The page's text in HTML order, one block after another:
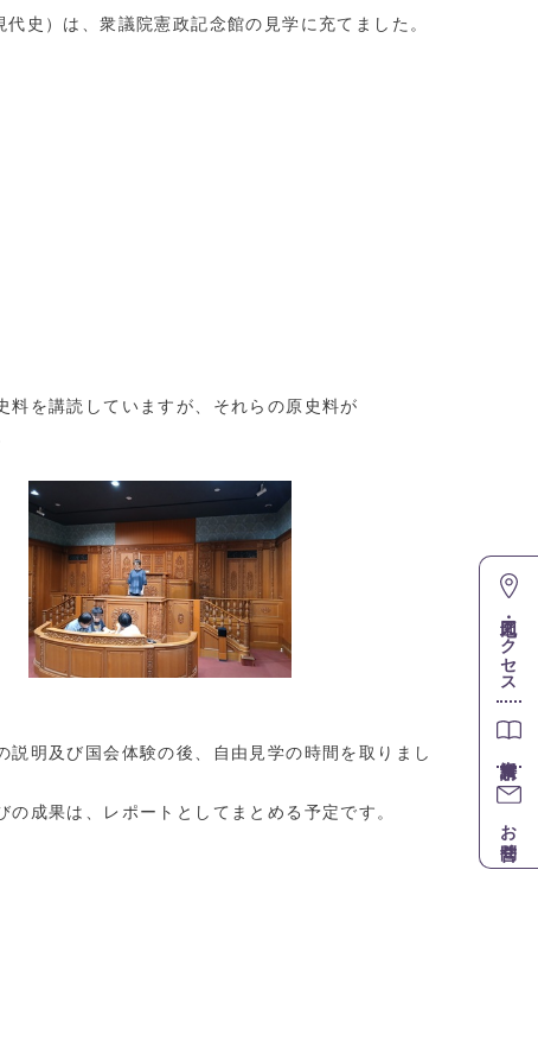
史）は、衆議院憲政記念館の見学に充てました。
を講読していますが、それらの原史料が
明及び国会体験の後、自由見学の時間を取りまし
成果は、レポートとしてまとめる予定です。
地図・アクセス
お問合せ